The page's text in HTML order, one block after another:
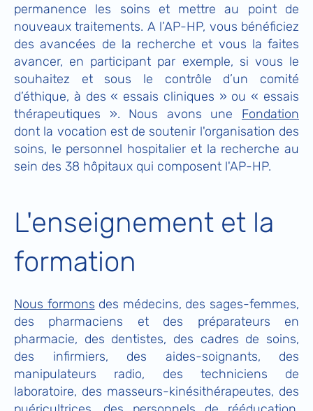
permanence les soins et mettre au point de
nouveaux traitements. A l’AP-HP, vous bénéficiez
des avancées de la recherche et vous la faites
avancer, en participant par exemple, si vous le
souhaitez et sous le contrôle d’un comité
d’éthique, à des « essais cliniques » ou « essais
thérapeutiques ». Nous avons une Fondation
dont la vocation est de soutenir l'organisation des
soins, le personnel hospitalier et la recherche au
sein des 38 hôpitaux qui composent l'AP-HP.
L'enseignement et la
formation
Nous formons des médecins, des sages-femmes,
des pharmaciens et des préparateurs en
pharmacie, des dentistes, des cadres de soins,
des infirmiers, des aides-soignants, des
manipulateurs radio, des techniciens de
laboratoire, des masseurs-kinésithérapeutes, des